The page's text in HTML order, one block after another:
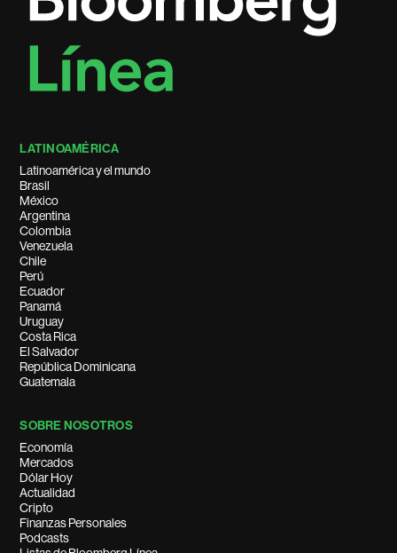
LATINOAMÉRICA
Latinoamérica y el mundo
Brasil
México
Argentina
Colombia
Venezuela
Chile
Perú
Ecuador
Panamá
Uruguay
Costa Rica
El Salvador
República Dominicana
Guatemala
SOBRE NOSOTROS
Economía
Mercados
Dólar Hoy
Actualidad
Cripto
Finanzas Personales
Podcasts